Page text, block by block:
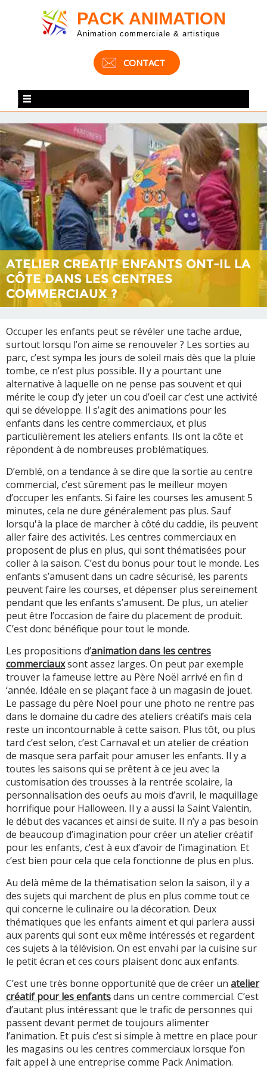
PACK ANIMATION
Animation commerciale & artistique
CONTACT
ATELIER CREATIF ENFANTS ONT-IL LA
CÔTE DANS LES CENTRES
COMMERCIAUX ?
Occuper les enfants peut se révéler une tache ardue,
surtout lorsqu l’on aime se renouveler ? Les sorties au
parc, c’est sympa les jours de soleil mais dès que la pluie
tombe, ce n’est plus possible. Il y a pourtant une
alternative à laquelle on ne pense pas souvent et qui
mérite le coup d’y jeter un cou d’oeil car c’est une activité
qui se développe. Il s’agit des animations pour les
enfants dans les centre commerciaux, et plus
particulièrement les ateliers enfants. Ils ont la côte et
répondent à de nombreuses problématiques.
D’emblé, on a tendance à se dire que la sortie au centre
commercial, c’est sûrement pas le meilleur moyen
d’occuper les enfants. Si faire les courses les amusent 5
minutes, cela ne dure généralement pas plus. Sauf
lorsqu'à la place de marcher à côté du caddie, ils peuvent
aller faire des activités. Les centres commerciaux en
proposent de plus en plus, qui sont thématisées pour
coller à la saison. C’est du bonus pour tout le monde. Les
enfants s’amusent dans un cadre sécurisé, les parents
peuvent faire les courses, et dépenser plus sereinement
pendant que les enfants s’amusent. De plus, un atelier
peut être l’occasion de faire du placement de produit.
C’est donc bénéfique pour tout le monde.
Les propositions d’animation dans les centres
commerciauxsont assez larges. On peut par exemple
trouver la fameuse lettre au Père Noël arrivé en fin d
‘année. Idéale en se plaçant face à un magasin de jouet.
Le passage du père Noël pour une photo ne rentre pas
dans le domaine du cadre des ateliers créatifs mais cela
reste un incontournable à cette saison. Plus tôt, ou plus
tard c’est selon, c’est Carnaval et un atelier de création
de masque sera parfait pour amuser les enfants. Il y a
toutes les saisons qui se prêtent à ce jeu avec la
customisation des trousses à la rentrée scolaire, la
personnalisation des oeufs au mois d’avril, le maquillage
horrifique pour Halloween. Il y a aussi la Saint Valentin,
le début des vacances et ainsi de suite. Il n’y a pas besoin
de beaucoup d’imagination pour créer un atelier créatif
pour les enfants, c’est à eux d’avoir de l’imagination. Et
c’est bien pour cela que cela fonctionne de plus en plus.
Au delà même de la thématisation selon la saison, il y a
des sujets qui marchent de plus en plus comme tout ce
qui concerne le culinaire ou la décoration. Deux
thématiques que les enfants aiment et qui parlera aussi
aux parents qui sont eux même intéressés et regardent
ces sujets à la télévision. On est envahi par la cuisine sur
le petit écran et ces cours plaisent donc aux enfants.
C’est une très bonne opportunité que de créer un atelier
créatif pour les enfantsdans un centre commercial. C’est
d’autant plus intéressant que le trafic de personnes qui
passent devant permet de toujours alimenter
l’animation. Et puis c’est si simple à mettre en place pour
les magasins ou les centres commerciaux lorsque l’on
fait appel à une entreprise comme Pack Animation.